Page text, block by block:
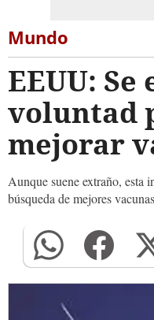
Mundo
EEUU:
voluntad
mejorar
Aunque suene extraño, esta
búsqueda de mejores